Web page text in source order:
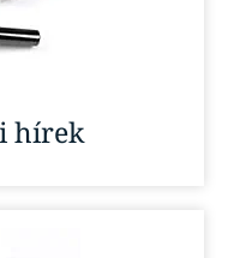
hírek